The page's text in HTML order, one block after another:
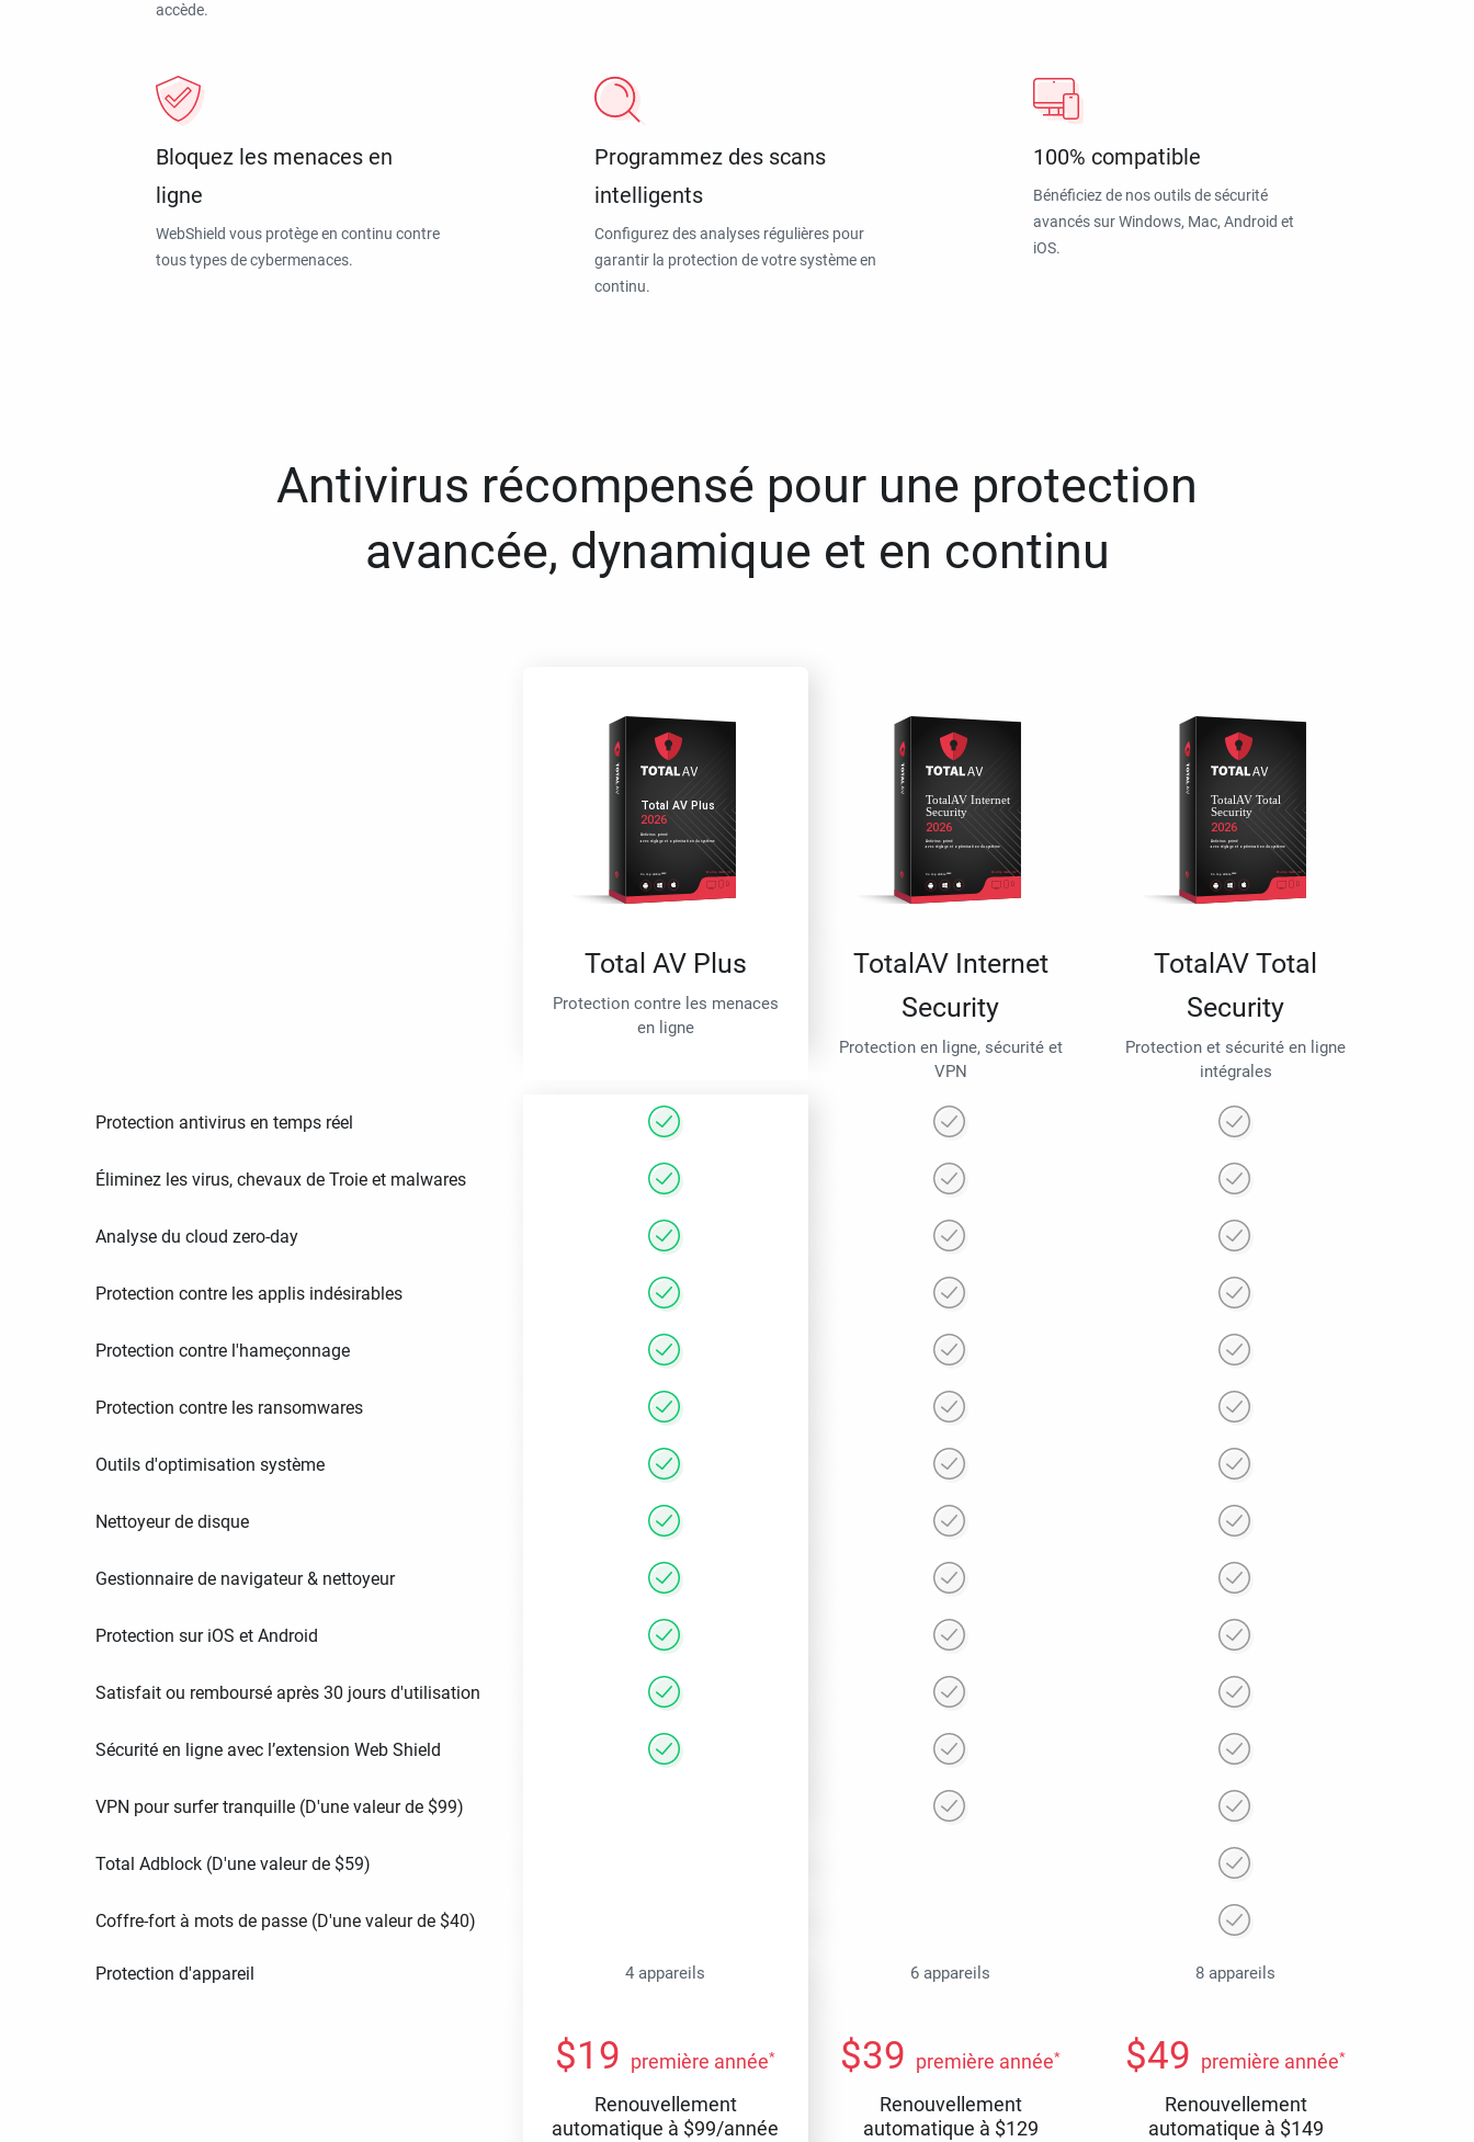
accède.
Bloquez les menaces en
ligne
WebShield vous protège en continu contre
tous types de cybermenaces.
Programmez des scans
intelligents
Configurez des analyses régulières pour
garantir la protection de votre système en
continu.
100% compatible
Bénéficiez de nos outils de sécurité
avancés sur Windows, Mac, Android et
iOS.
Antivirus récompensé pour une protection
avancée, dynamique et en continu
Total AV Plus
Protection contre les menaces
en ligne
TotalAV Internet
Security
Protection en ligne, sécurité et
VPN
TotalAV Total
Security
Protection et sécurité en ligne
intégrales
Protection antivirus en temps réel
Éliminez les virus, chevaux de Troie et malwares
Analyse du cloud zero-day
Protection contre les applis indésirables
Protection contre l'hameçonnage
Protection contre les ransomwares
Outils d'optimisation système
Nettoyeur de disque
Gestionnaire de navigateur & nettoyeur
Protection sur iOS et Android
Satisfait ou remboursé après 30 jours d'utilisation
Sécurité en ligne avec l’extension Web Shield
VPN pour surfer tranquille (D'une valeur de $99)
Total Adblock (D'une valeur de $59)
Coffre-fort à mots de passe (D'une valeur de $40)
Protection d'appareil 4 appareils 6 appareils 8 appareils
$19 première année*
Renouvellement
automatique à $99/année
$39 première année*
Renouvellement
automatique à $129
$49 première année*
Renouvellement
automatique à $149